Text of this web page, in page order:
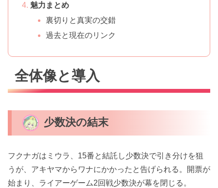
魅力まとめ
裏切りと真実の交錯
過去と現在のリンク
全体像と導入
少数決の結末
フクナガはミウラ、15番と結託し少数決で引き分けを狙
うが、アキヤマからワナにかかったと告げられる。開票が
始まり、ライアーゲーム2回戦少数決が幕を閉じる。